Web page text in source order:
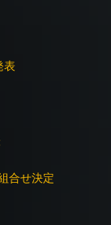
表
合せ決定